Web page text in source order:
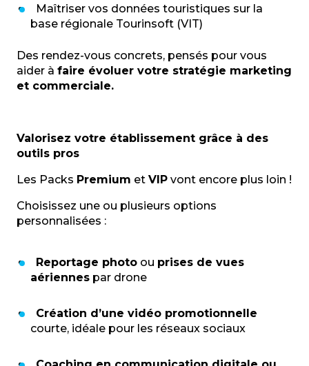
Maîtriser vos données touristiques sur la
base régionale Tourinsoft (VIT)
Des rendez-vous concrets, pensés pour vous
aider à faire évoluer votre stratégie marketing
et commerciale.
Valorisez votre établissement grâce à des
outils pros
Les Packs Premium et VIP vont encore plus loin !
Choisissez une ou plusieurs options
personnalisées :
Reportage photo ou prises de vues
aériennes par drone
Création d’une vidéo promotionnelle
courte, idéale pour les réseaux sociaux